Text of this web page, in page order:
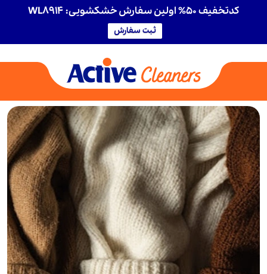
کدتخفیف 50% اولین سفارش خشکشویی: WL8914
ثبت سفارش